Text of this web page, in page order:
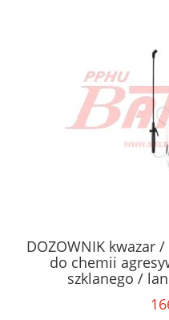
DOZOWNIK kwazar
do chemii
szklanego /